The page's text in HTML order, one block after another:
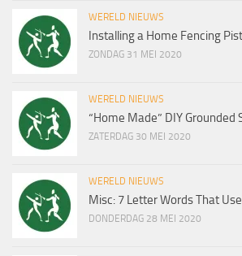
WERELD NIEUWS
Installing a Home Fencing
ZONDAG 31 MEI 2020
WERELD NIEUWS
“Home Made” DIY Grounded
ZATERDAG 30 MEI 2020
WERELD NIEUWS
Misc: 7 Letter Words That
DONDERDAG 28 MEI 2020